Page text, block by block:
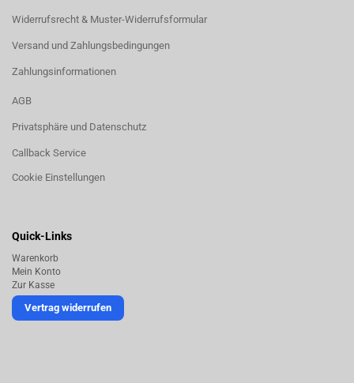
Widerrufsrecht & Muster-Widerrufsformular
Versand und Zahlungsbedingungen
Zahlungsinformationen
AGB
Privatsphäre und Datenschutz
Callback Service
Cookie Einstellungen
Quick-Links
Warenkorb
Mein Konto
Zur Kasse
Vertrag widerrufen